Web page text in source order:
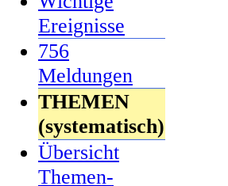
Ereignisse
756
Meldungen
THEMEN
(systematisch)
Übersicht
Themen-